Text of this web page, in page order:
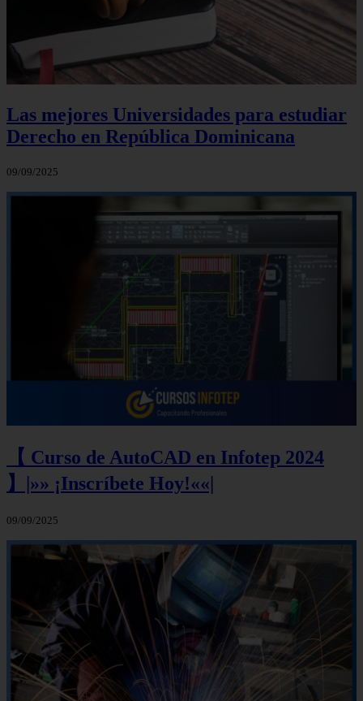
Las mejores Universidades para estudiar
Derecho en República Dominicana
09/09/2025
【 Curso de AutoCAD en Infotep 2024
】|»» ¡Inscríbete Hoy!««|
09/09/2025